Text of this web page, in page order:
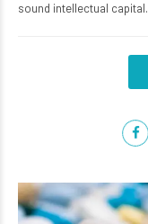
sound intellectual capital.